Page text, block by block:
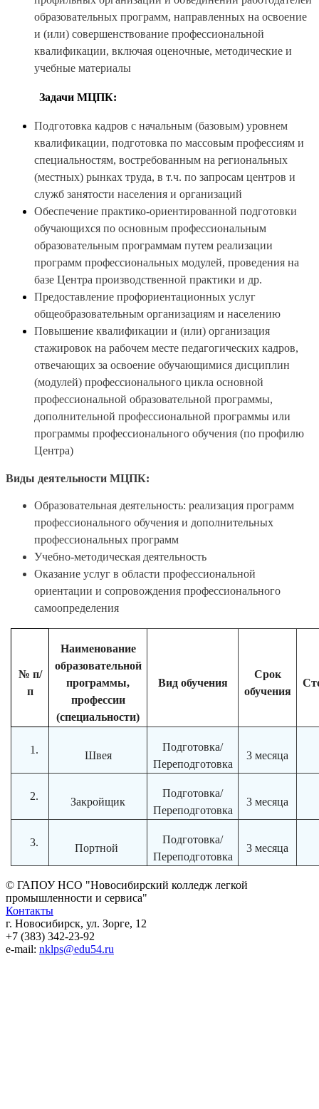
образовательных программ, направленных на освоение
и (или) совершенствование профессиональной
квалификации, включая оценочные, методические и
учебные материалы
Задачи МЦПК:
Подготовка кадров с начальным (базовым) уровнем
квалификации, подготовка по массовым профессиям и
специальностям, востребованным на региональных
(местных) рынках труда, в т.ч. по запросам центров и
служб занятости населения и организаций
Обеспечение практико-ориентированной подготовки
обучающихся по основным профессиональным
образовательным программам путем реализации
программ профессиональных модулей, проведения на
базе Центра производственной практики и др.
Предоставление профориентационных услуг
общеобразовательным организациям и населению
Повышение квалификации и (или) организация
стажировок на рабочем месте педагогических кадров,
отвечающих за освоение обучающимися дисциплин
(модулей) профессионального цикла основной
профессиональной образовательной программы,
дополнительной профессиональной программы или
программы профессионального обучения (по профилю
Центра)
Виды деятельности МЦПК:
Образовательная деятельность: реализация программ
профессионального обучения и дополнительных
профессиональных программ
Учебно-методическая деятельность
Оказание услуг в области профессиональной
ориентации и сопровождения профессионального
самоопределения
№ п/
п
Наименование
образовательной
программы,
профессии
(специальности)
Вид обучения
Срок
обучения
1. Швея
Подготовка/
Переподготовка
3 месяца
2. Закройщик
Подготовка/
Переподготовка
3 месяца
3. Портной
Подготовка/
Переподготовка
3 месяца
© ГАПОУ НСО "Новосибирский колледж легкой
промышленности и сервиса"
Контакты
г. Новосибирск, ул. Зорге, 12
+7 (383) 342-23-92
e-mail: nklps@edu54.ru